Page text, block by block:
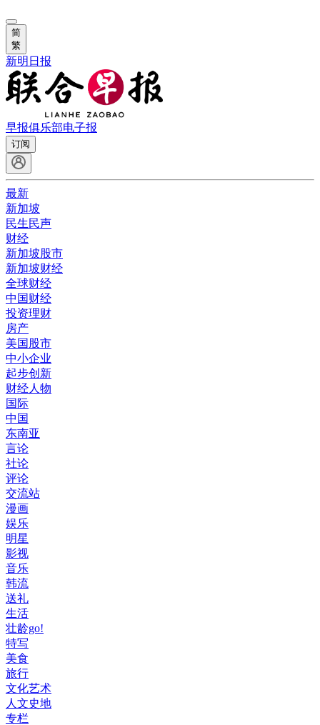
简
繁
新明日报
早报俱乐部电子报
订阅
最新
新加坡
民生民声
财经
新加坡股市
新加坡财经
全球财经
中国财经
投资理财
房产
美国股市
中小企业
起步创新
财经人物
国际
中国
东南亚
言论
社论
评论
交流站
漫画
娱乐
明星
影视
音乐
韩流
送礼
生活
壮龄go!
特写
美食
旅行
文化艺术
人文史地
专栏